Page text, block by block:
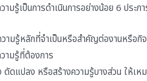
ามรู้เป็นการดำเนินการอย่างน้อย 6 ประก
ามรู้หลักที่จำเป็นหรือสำคัญต่องานหรือ
วามรู้ที่ต้องการ
ดัดแปลง หรือสร้างความรู้บางส่วน ให้เห